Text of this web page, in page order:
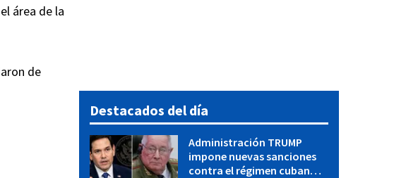
área de la
de
Destacados del día
Administración TRUMP
impone nuevas sanciones
contra el régimen cubano: